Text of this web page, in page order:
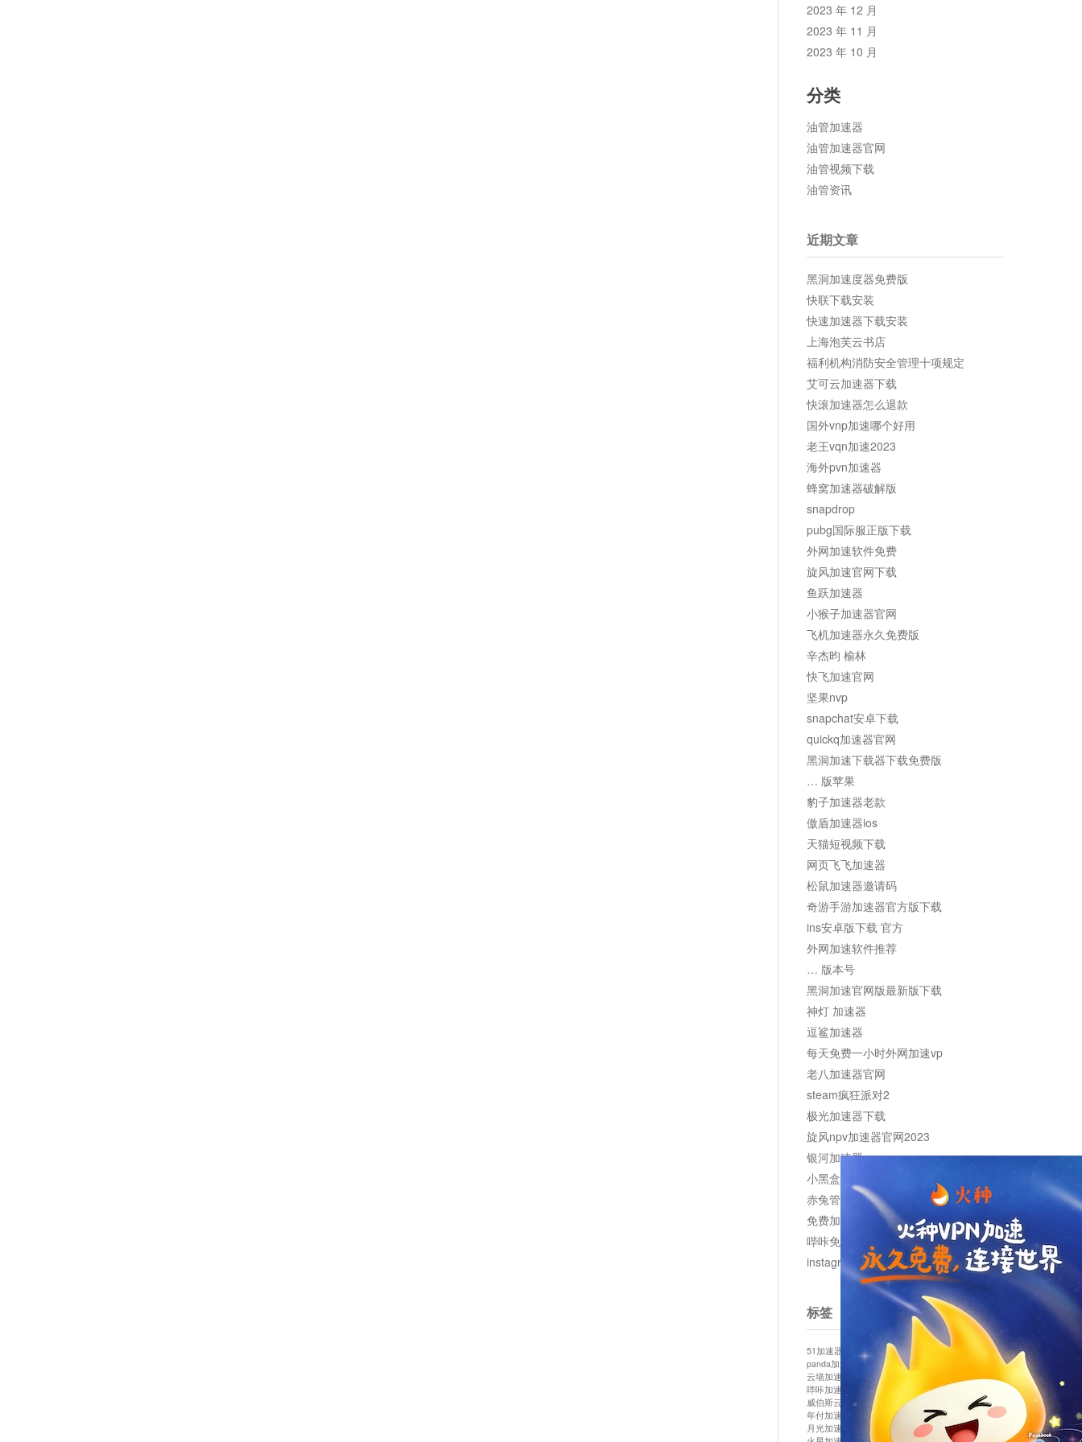
2023 年 12 月
2023 年 11 月
2023 年 10 月
分类
油管加速器
油管加速器官网
油管视频下载
油管资讯
近期文章
黑洞加速度器免费版
快联下载安装
快速加速器下载安装
上海泡芙云书店
福利机构消防安全管理十项规定
艾可云加速器下载
快滚加速器怎么退款
国外vnp加速哪个好用
老王vqn加速2023
海外pvn加速器
蜂窝加速器破解版
snapdrop
pubg国际服正版下载
外网加速软件免费
旋风加速官网下载
鱼跃加速器
小猴子加速器官网
飞机加速器永久免费版
辛杰昀 榆林
快飞加速官网
坚果nvp
snapchat安卓下载
quickq加速器官网
黑洞加速下载器下载免费版
… 版苹果
豹子加速器老款
傲盾加速器ios
天猫短视频下载
网页飞飞加速器
松鼠加速器邀请码
奇游手游加速器官方版下载
ins安卓版下载 官方
外网加速软件推荐
… 版本号
黑洞加速官网版最新版下载
神灯 加速器
逗鲨加速器
每天免费一小时外网加速vp
老八加速器官网
steam疯狂派对2
极光加速器下载
旋风npv加速器官网2023
银河加速器
小黑盒加速器加速
赤兔管理平台
免费加速器
哔咔免费加速服务器
instagram网页版登录入口
标签
51加速器 bitznet hidecat i7加速器
kuai500
panda加速器
snap加速器 vp加速器
中信加速器
云墙加速器
云速加速器
哔咔加速器
哔咔哔咔加速器 喵云 回锅肉加速器
威伯斯云
小明加速器 小蓝鸟加速器
布谷vp加速器
年付加速器
心阶云 快连 怎么上外网
易飞加速器
月光加速器
机场加速器 松果云 梯子加速器